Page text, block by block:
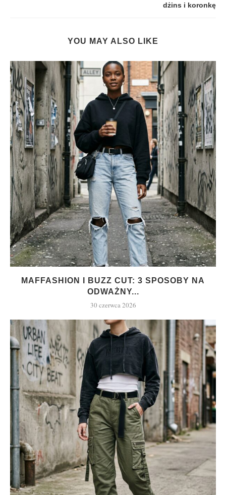
dżins i koronkę
YOU MAY ALSO LIKE
MAFFASHION I BUZZ CUT: 3 SPOSOBY NA
ODWAŻNY...
30 czerwca 2026